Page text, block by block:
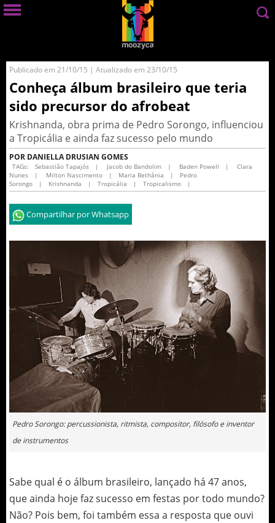
Publicado em 21/10/15 | Atualizado em 23/10/15
Conheça álbum brasileiro que teria
sido precursor do afrobeat
Krishnanda, obra prima de Pedro Sorongo, influenciou
a Tropicália e ainda faz sucesso pelo mundo
POR DANIELLA DRUSIAN GOMES
TAGs: Sebastião Tapajós | Jacob do Bandolim | Baden Powell |
Clara
Nunes
| Milton Nascimento | Maria Bethânia |
Pedro
Sorongo
| Krishnanda | Tropicália | Tropicalismo |
Compartilhar por Whatsapp
Pedro Sorongo: percussionista, ritmista, compositor, filósofo e inventor
de instrumentos
Sabe qual é o álbum brasileiro, lançado há 47 anos,
que ainda hoje faz sucesso em festas por todo mundo?
Não? Pois bem, foi também essa a resposta que ouvi